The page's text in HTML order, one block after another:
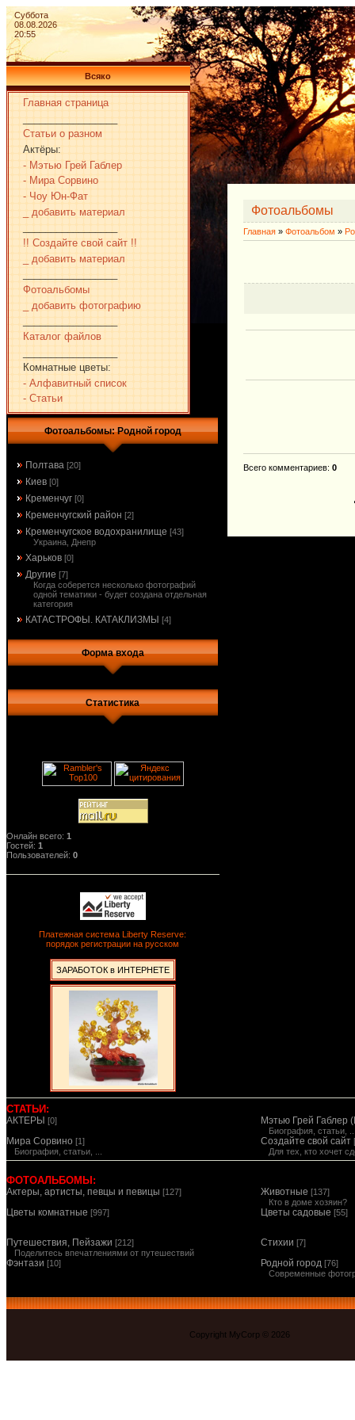
Суббота
08.08.2026
20:55
Всяко
Главная страница
Статьи о разном
Актёры:
- Мэтью Грей Габлер
- Мира Сорвино
- Чоу Юн-Фат
_ добавить материал
!! Создайте свой сайт !!
_ добавить материал
Фотоальбомы
_ добавить фотографию
Каталог файлов
Комнатные цветы:
- Алфавитный список
- Статьи
Фотоальбомы: Родной город
Полтава [20]
Киев [0]
Кременчуг [0]
Кременчугский район [2]
Кременчугское водохранилище [43]
Украина, Днепр
Харьков [0]
Другие [7]
Когда соберется несколько фотографий
одной тематики - будет создана отдельная
категория
КАТАСТРОФЫ. КАТАКЛИЗМЫ [4]
Форма входа
Статистика
Онлайн всего: 1
Гостей: 1
Пользователей: 0
Платежная система Liberty Reserve:
порядок регистрации на русском
ЗАРАБОТОК в ИНТЕРНЕТЕ
Фотоальбомы
Главная » Фотоальбом »
Всего комментариев: 0
СТАТЬИ:
АКТЕРЫ [0] Мэтью Грей Габлер
Биография, статьи,
Мира Сорвино [1]
Биография, статьи, ...
Создайте свой сайт
Для тех, кто хочет
ФОТОАЛЬБОМЫ:
Актеры, артисты, певцы и певицы [127] Животные [137]
Кто в доме хозяин?
Цветы комнатные [997] Цветы садовые [55]
Путешествия, Пейзажи [212]
Поделитесь впечатлениями от путешествий
Стихии [7]
Фэнтази [10] Родной город [76]
Современные
Copyright MyCorp © 2026